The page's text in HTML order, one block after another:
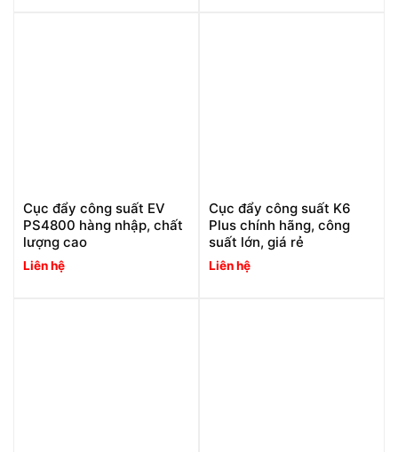
Cục đẩy công suất EV
PS4800 hàng nhập, chất
lượng cao
Liên hệ
Cục đẩy công suất K6
Plus chính hãng, công
suất lớn, giá rẻ
Liên hệ